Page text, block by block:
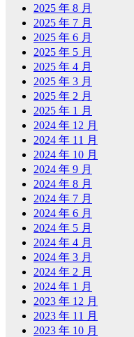
2025 年 8 月
2025 年 7 月
2025 年 6 月
2025 年 5 月
2025 年 4 月
2025 年 3 月
2025 年 2 月
2025 年 1 月
2024 年 12 月
2024 年 11 月
2024 年 10 月
2024 年 9 月
2024 年 8 月
2024 年 7 月
2024 年 6 月
2024 年 5 月
2024 年 4 月
2024 年 3 月
2024 年 2 月
2024 年 1 月
2023 年 12 月
2023 年 11 月
2023 年 10 月